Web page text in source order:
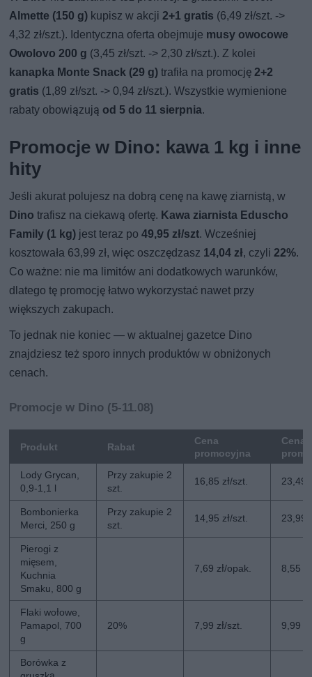
Almette (150 g) kupisz w akcji2+1 gratis (6,49 zł/szt. ->
4,32 zł/szt.). Identyczna oferta obejmuje musy owocowe
Owolovo 200 g (3,45 zł/szt. -> 2,30 zł/szt.). Z kolei
kanapka Monte Snack (29 g) trafiła na promocję2+2
gratis (1,89 zł/szt. -> 0,94 zł/szt.). Wszystkie wymienione
rabaty obowiązują od 5 do 11 sierpnia.
Promocje w Dino: kawa 1 kg i inne
hity
Jeśli akurat polujesz na dobrą cenę na kawę ziarnistą, w
Dino trafisz na ciekawą ofertę. Kawa ziarnista Eduscho
Family (1 kg) jest teraz po49,95 zł/szt. Wcześniej
kosztowała 63,99 zł, więc oszczędzasz 14,04 zł, czyli22%.
Co ważne: nie ma limitów ani dodatkowych warunków,
dlatego tę promocję łatwo wykorzystać nawet przy
większych zakupach.
To jednak nie koniec — w aktualnej gazetce Dino
znajdziesz też sporo innych produktów w obniżonych
cenach.
Promocje w Dino (5-11.08)
Produkt Rabat
Cena
promocyjna
Cena
Lody Grycan,
0,9-1,1 l
Przy zakupie 2
szt.
16,85 zł/szt. 23,49
Bombonierka
Merci, 250 g
Przy zakupie 2
szt.
14,95 zł/szt. 23,99
Pierogi z
mięsem,
Kuchnia
Smaku, 800 g
7,69 zł/opak. 8,55
Flaki wołowe,
Pamapol, 700
g
20% 7,99 zł/szt. 9,99
Borówka z